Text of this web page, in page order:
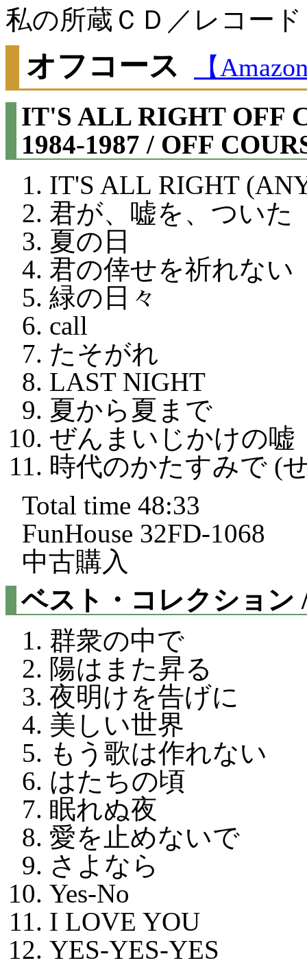
私の所蔵ＣＤ／レコード
オフコース 【
IT'S ALL RIGHT OFF
1984-1987 / OFF
IT'S ALL RIGHT
君が、嘘を、ついた
夏の日
君の倖せを祈れない
緑の日々
call
たそがれ
LAST NIGHT
夏から夏まで
ぜんまいじかけの嘘
時代のかたすみで (
Total time 48:33
FunHouse 32FD-1068
中古購入
ベスト・コレクション
群衆の中で
陽はまた昇る
夜明けを告げに
美しい世界
もう歌は作れない
はたちの頃
眠れぬ夜
愛を止めないで
さよなら
Yes-No
I LOVE YOU
YES-YES-YES